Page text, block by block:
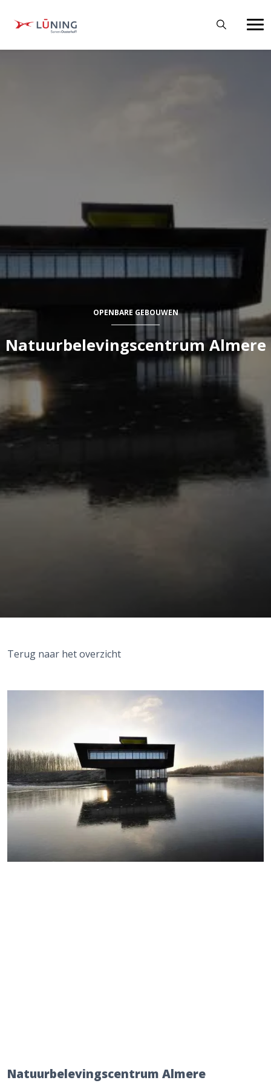
OPENBARE GEBOUWEN
Natuurbelevingscentrum Almere
Terug naar het overzicht
Natuurbelevingscentrum Almere